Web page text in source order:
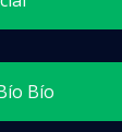
Bío